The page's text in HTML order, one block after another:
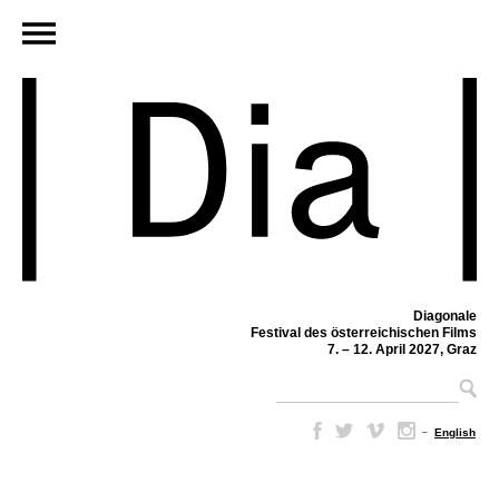
Diagonale
Festival des österreichischen Films
7. – 12. April 2027, Graz
– English